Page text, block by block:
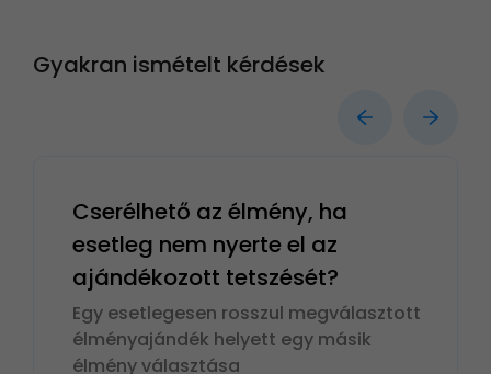
Gyakran ismételt kérdések
Cserélhető az élmény, ha
esetleg nem nyerte el az
ajándékozott tetszését?
Egy esetlegesen rosszul megválasztott
élményajándék helyett egy másik
élmény választása